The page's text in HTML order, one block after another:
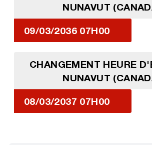
NUNAVUT
09/03/2036 07H00
CHANGEMENT HEURE
NUNAVUT
08/03/2037 07H00